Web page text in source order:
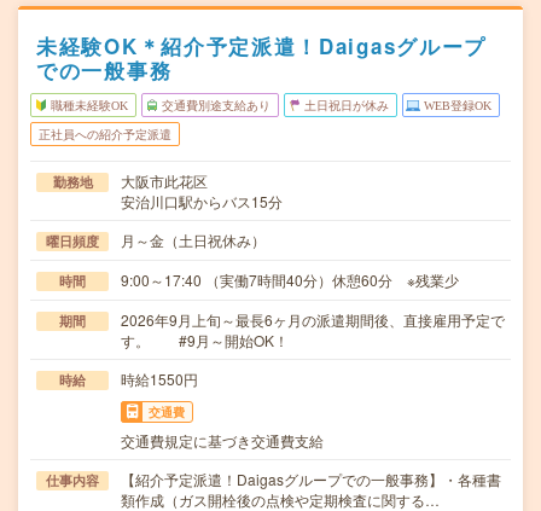
未経験OK＊紹介予定派遣！Daigasグループ
での一般事務
職種未経験OK 交通費別途支給あり 土日祝日が休み WEB登録OK
正社員への紹介予定派遣
勤務地
大阪市此花区
安治川口駅からバス15分
曜日頻度 月～金（土日祝休み）
時間 9:00～17:40 （実働7時間40分）休憩60分 ※残業少
期間
2026年9月上旬～最長6ヶ月の派遣期間後、直接雇用予定で
す。 #9月～開始OK！
時給 時給1550円
交通費
交通費規定に基づき交通費支給
仕事内容
【紹介予定派遣！Daigasグループでの一般事務】・各種書
類作成（ガス開栓後の点検や定期検査に関する…